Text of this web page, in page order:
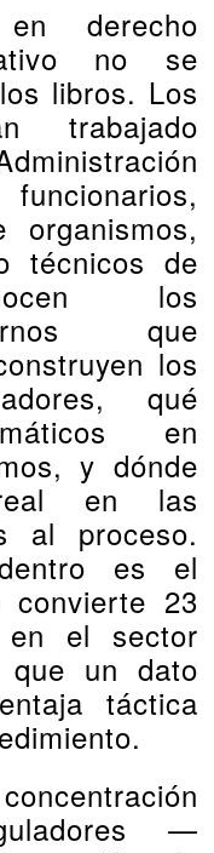
derecho
no se
libros. Los
trabajado
organismos,
técnicos de
los
que
los
qué
en
y dónde
en las
al proceso.
es el
convierte 23
en el sector
un dato
táctica
—